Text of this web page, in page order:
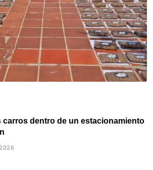
carros dentro de un estacionamiento